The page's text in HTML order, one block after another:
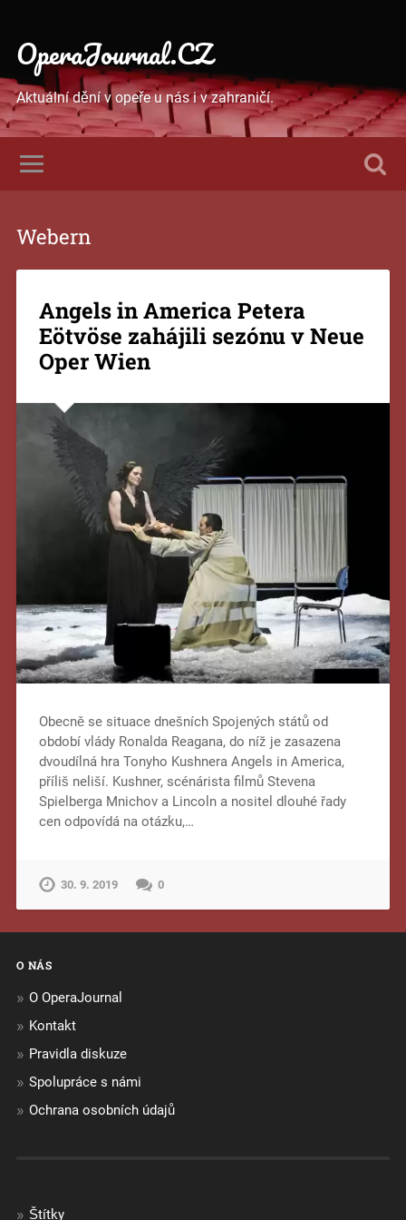
OperaJournal.CZ
Aktuální dění v opeře u nás i v zahraničí.
Webern
Angels in America Petera
Eötvöse zahájili sezónu v Neue
Oper Wien
Obecně se situace dnešních Spojených států od
období vlády Ronalda Reagana, do níž je zasazena
dvoudílná hra Tonyho Kushnera Angels in America,
příliš neliší. Kushner, scénárista filmů Stevena
Spielberga Mnichov a Lincoln a nositel dlouhé řady
cen odpovídá na otázku,…
30. 9. 2019 0
O NÁS
O OperaJournal
Kontakt
Pravidla diskuze
Spolupráce s námi
Ochrana osobních údajů
Štítky